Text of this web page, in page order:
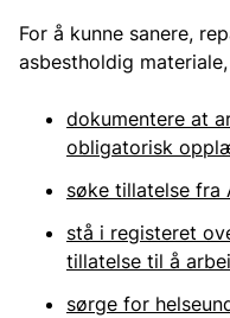
For å kunne sanere,
asbestholdig
dokumentere at
obligatorisk
søke tillatelse fra
stå i registeret
tillatelse til å
sørge for